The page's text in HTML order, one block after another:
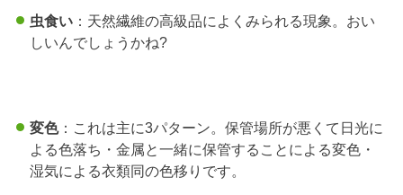
虫食い：天然繊維の高級品によくみられる現象。おい
しいんでしょうかね?
変色：これは主に3パターン。保管場所が悪くて日光に
よる色落ち・金属と一緒に保管することによる変色・
湿気による衣類同の色移りです。